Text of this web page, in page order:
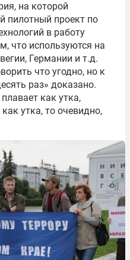
на которой
пилотный проект по
в работу
что используются на
Германии и т.д.
что угодно, но к
раз» доказано.
как утка,
утка, то очевидно,